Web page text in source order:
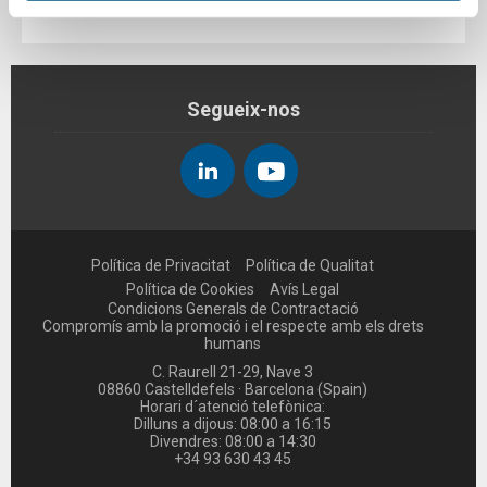
hagin recopilat a partir de l'ús que heu fet dels seus serveis.
Segueix-nos
Política de Privacitat
Política de Qualitat
Política de Cookies
Avís Legal
Condicions Generals de Contractació
Compromís amb la promoció i el respecte amb els drets
humans
C. Raurell 21-29, Nave 3
08860 Castelldefels · Barcelona (Spain)
Horari d´atenció telefònica:
Dilluns a dijous: 08:00 a 16:15
Divendres: 08:00 a 14:30
+34 93 630 43 45